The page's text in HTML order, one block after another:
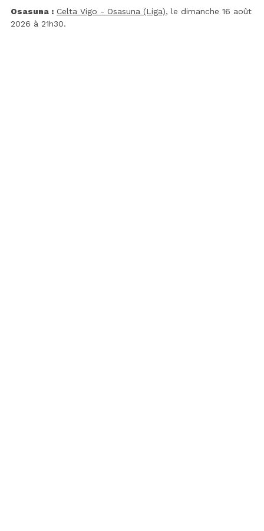
Osasuna : Celta Vigo - Osasuna (Liga), le dimanche 16 août
2026 à 21h30.